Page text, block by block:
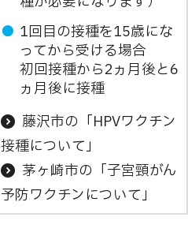
1回目の接種を15歳にな
ってから受ける場合
初回接種から2ヵ月後と6
ヵ月後に接種
藤沢市の「HPVワクチン
接種について」
茅ヶ崎市の「子宮頸がん
予防ワクチンについて」